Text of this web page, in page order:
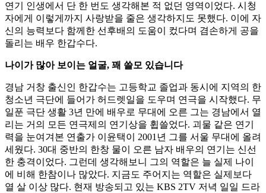
연기 인생에서 단 한 번도 생각해본 적 없던 영역이었다. 시청
자에게 이렇게까지 사랑받을 줄은 생각하지도 못했다. 이에 자
신의 능력보다 함께한 선후배의 도움이 컸다며 겸손하게 공을
돌리는 배우 한갑수다.
나이가 많아 보이는 얼굴, 꽤 쓸모 있습니다
경남 거창 출신인 한갑수는 고등학교 졸업과 동시에 지역의 한
청소년 극단에 들어가 허드렛일을 도우며 연극을 시작했다. 무
일푼 극단 생활 3년 만에 배우로 무대에 오른 그는 경남에서 열
리는 거의 모든 연극제의 연기상을 휩쓸었다. 괴물 같은 연기
력을 눈여겨본 연출가 이윤택이 2001년 그를 서울 무대에 올려
세웠다. 30대 중반의 한창 물이 오른 남자 배우의 연기는 신선
한 충격이었다. 그런데 생각해보니 그의 역할은 늘 실제 나이
에 비해 한참이나 많았다. 지금도 주어지는 역할은 실제보다
열 살 이상 많다. 현재 방송되고 있는 KBS 2TV 저녁 일일 드라